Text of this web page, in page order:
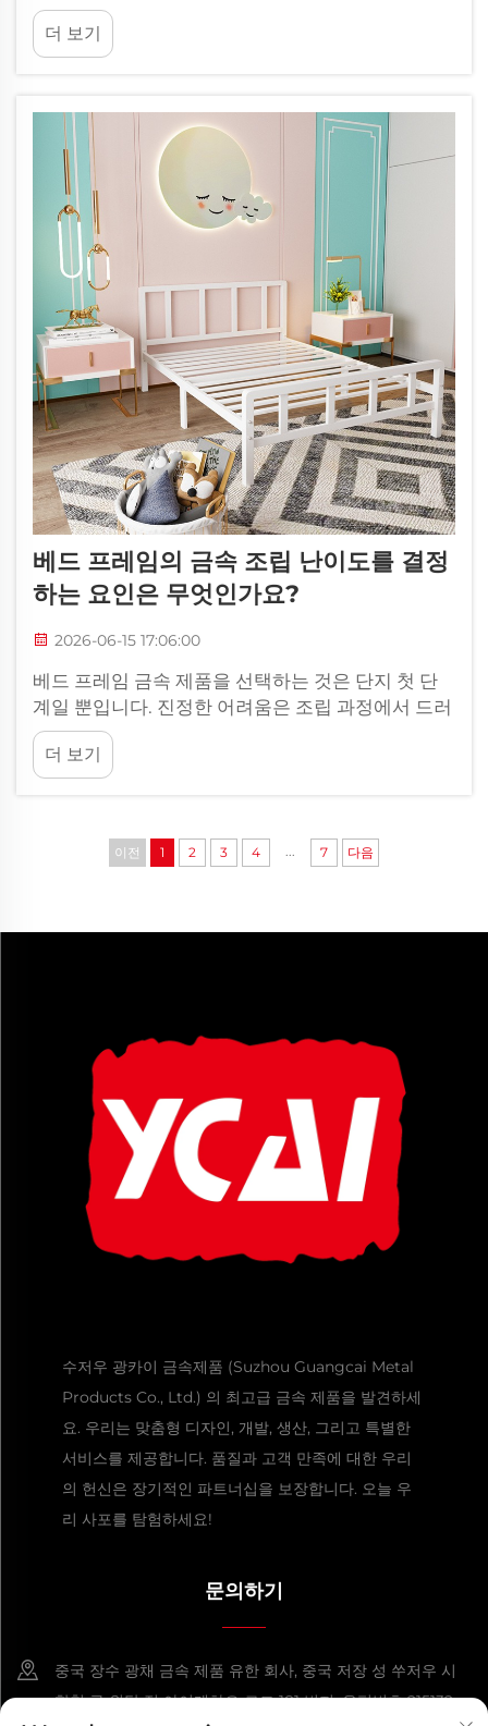
주거용 또는 상업용으로 싱글 침대를 선택할 때, 나
무, 금속 등 각 소재의 특성을 이해하는 것이 중요합
니다…
더 보기
베드 프레임의 금속 조립 난이도를 결정
하는 요인은 무엇인가요?
2026-06-15 17:06:00
베드 프레임 금속 제품을 선택하는 것은 단지 첫 단
계일 뿐입니다. 진정한 어려움은 조립 과정에서 드러
나는데, 베드 프레임의 금속 디자인 복잡도가 조립을
간편하게 만들어 주기도 하지만, 반대로 좌절감을 주
고 시간이 많이 소요되는 작업으로 만들기도 합니
더 보기
이전 1 2 3 4 ... 7 다음
수저우 광카이 금속제품 (Suzhou Guangcai Metal
Products Co., Ltd.) 의 최고급 금속 제품을 발견하세
요. 우리는 맞춤형 디자인, 개발, 생산, 그리고 특별한
서비스를 제공합니다. 품질과 고객 만족에 대한 우리
의 헌신은 장기적인 파트너십을 보장합니다. 오늘 우
리 사포를 탐험하세요!
문의하기
중국 장수 광채 금속 제품 유한 회사, 중국 저장 성 쑤저우 시
향청 구 위탕 정 아이게하오 로드 181 번지, 우편번호 215132